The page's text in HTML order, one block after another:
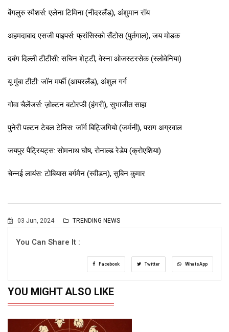
बेंगलुरु स्मैशर्स: एलेना टिमिना (नीदरलैंड), अंशुमान रॉय
अहमदाबाद एसजी पाइपर्स: फ्रांसिस्को सैंटोस (पुर्तगाल), जय मोडक
दबंग दिल्ली टीटीसी: सचिन शेट्टी, वेस्ना ओजस्टरसेक (स्लोवेनिया)
यू मुंबा टीटी: जॉन मर्फी (आयरलैंड), अंशुल गर्ग
गोवा चैलेंजर्स: ज़ोल्टन बटोरफी (हंगरी), सुभाजीत साहा
पुनेरी पल्टन टेबल टेनिस: जॉर्ग बिट्जिगियो (जर्मनी), पराग अग्रवाल
जयपुर पैट्रियट्स: सोमनाथ घोष, रोनाल्ड रेडेप (क्रोएशिया)
चेन्नई लायंस: टोबियास बर्गमैन (स्वीडन), सुबिन कुमार
03 Jun, 2024 TRENDING NEWS
You Can Share It :
Facebook Twitter WhatsApp
YOU MIGHT ALSO LIKE